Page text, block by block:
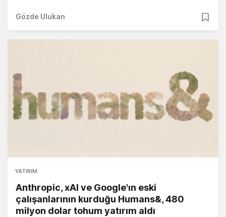
Gözde Ulukan
YATIRIM
Anthropic, xAI ve Google'ın eski
çalışanlarının kurduğu Humans&, 480
milyon dolar tohum yatırım aldı